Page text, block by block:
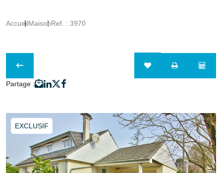
AccueilMaisonRef. : 3970
Partage :
EXCLUSIF